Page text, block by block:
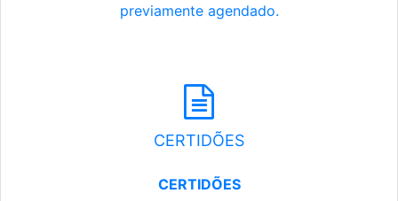
previamente agendado.
CERTIDÕES
CERTIDÕES